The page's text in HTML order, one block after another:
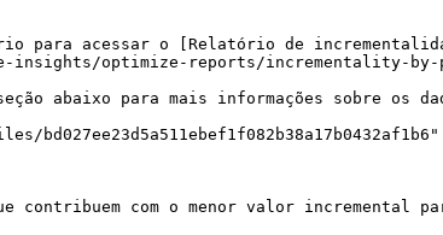
para acessar o [Relatório de
insights/optimize-reports/incrementality-
abaixo para mais informações sobre os
contribuem com o menor valor